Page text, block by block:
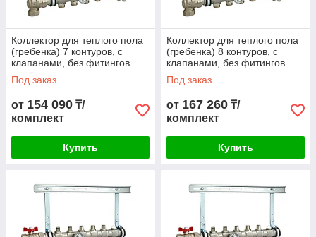
Коллектор для теплого пола
(гребенка) 7 контуров, с
клапанами, без фитингов
Под заказ
от 154 090 ₸/
комплект
Купить
Коллектор для теплого пола
(гребенка) 8 контуров, с
клапанами, без фитингов
Под заказ
от 167 260 ₸/
комплект
Купить